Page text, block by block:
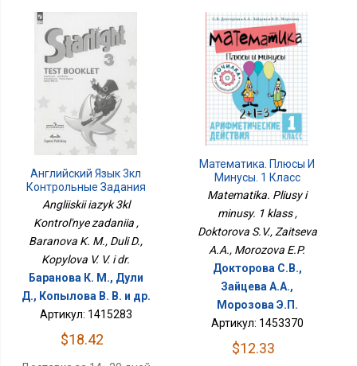
Английский Язык 3кл
Контрольные Задания
Angliiskii iazyk 3kl
Kontrol'nye zadaniia ,
Baranova K. M., Duli D.,
Kopylova V. V. i dr.
Баранова К. М., Дули
Д., Копылова В. В. и др.
Артикул: 1415283
$18.42
Математика. Плюсы И
Минусы. 1 Класс
Matematika. Pliusy i
minusy. 1 klass ,
Doktorova S.V., Zaitseva
A.A., Morozova E.P.
Докторова С.В.,
Зайцева А.А.,
Морозова Э.П.
Артикул: 1453370
$12.33